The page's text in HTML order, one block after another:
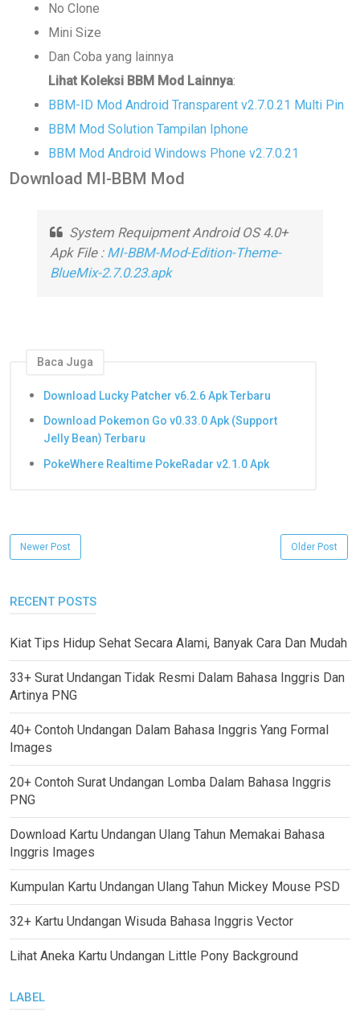
No Clone
Mini Size
Dan Coba yang lainnya
Lihat Koleksi BBM Mod Lainnya:
BBM-ID Mod Android Transparent v2.7.0.21 Multi Pin
BBM Mod Solution Tampilan Iphone
BBM Mod Android Windows Phone v2.7.0.21
Download MI-BBM Mod
System Requipment Android OS 4.0+
Apk File : MI-BBM-Mod-Edition-Theme-
BlueMix-2.7.0.23.apk
Baca Juga
Download Lucky Patcher v6.2.6 Apk Terbaru
Download Pokemon Go v0.33.0 Apk (Support
Jelly Bean) Terbaru
PokeWhere Realtime PokeRadar v2.1.0 Apk
Newer Post Older Post
RECENT POSTS
Kiat Tips Hidup Sehat Secara Alami, Banyak Cara Dan Mudah
33+ Surat Undangan Tidak Resmi Dalam Bahasa Inggris Dan
Artinya PNG
40+ Contoh Undangan Dalam Bahasa Inggris Yang Formal
Images
20+ Contoh Surat Undangan Lomba Dalam Bahasa Inggris
PNG
Download Kartu Undangan Ulang Tahun Memakai Bahasa
Inggris Images
Kumpulan Kartu Undangan Ulang Tahun Mickey Mouse PSD
32+ Kartu Undangan Wisuda Bahasa Inggris Vector
Lihat Aneka Kartu Undangan Little Pony Background
LABEL